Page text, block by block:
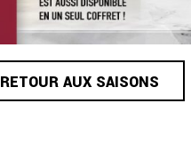
RETOUR AUX SAISONS